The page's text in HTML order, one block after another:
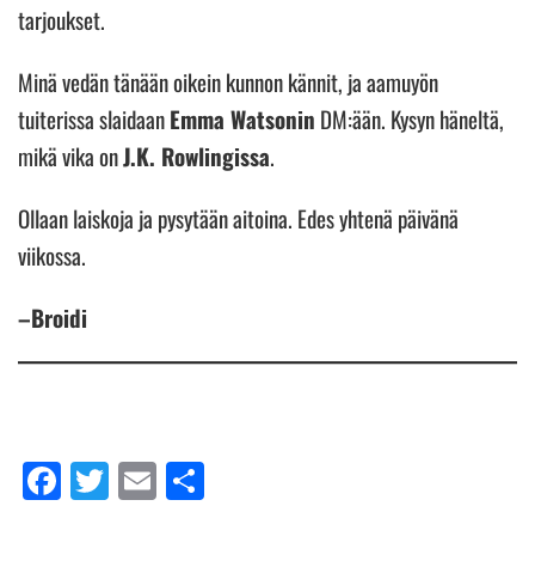
tarjoukset.
Minä vedän tänään oikein kunnon kännit, ja aamuyön
tuiterissa slaidaanEmma Watsonin DM:ään. Kysyn häneltä,
mikä vika onJ.K. Rowlingissa.
Ollaan laiskoja ja pysytään aitoina. Edes yhtenä päivänä
viikossa.
–Broidi
Facebook
Twitter
Email